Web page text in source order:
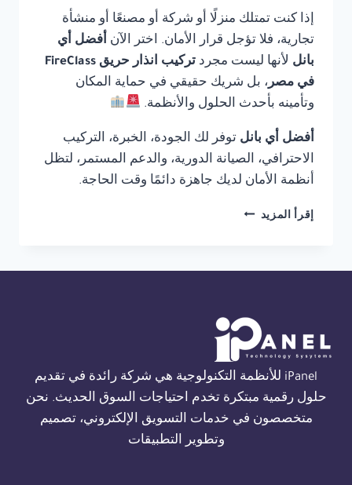
إذا كنت تمتلك منزلًا أو شركة أو مصنعًا أو منشأة
تجارية، فلا تؤجل قرار الأمان. اختر الآن أفضل أي
بانل لأنها ليست مجرد
تركيب انذار حريق FireClass
في مصر، بل شريك حقيقي في حماية المكان
وتأمينه بأحدث الحلول والأنظمة.
أفضل أي بانل توفر لك الجودة، الخبرة، التركيب
الاحترافي، الصيانة الدورية، والدعم المستمر، لتظل
أنظمة الأمان لديك جاهزة دائمًا وقت الحاجة.
إقرأ المزيد تركيب
01554305486
iPanel للأنظمة التكنولوجية هي شركة رائدة في تقديم
حلول رقمية مبتكرة تخدم احتياجات السوق الحديث. نحن
متخصصون في خدمات التسويق الإلكتروني، تصميم
وتطوير التطبيقات